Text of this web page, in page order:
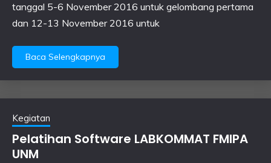
tanggal 5-6 November 2016 untuk gelombang pertama
dan 12-13 November 2016 untuk
Baca Selengkapnya
Kegiatan
Pelatihan Software LABKOMMAT FMIPA
UNM